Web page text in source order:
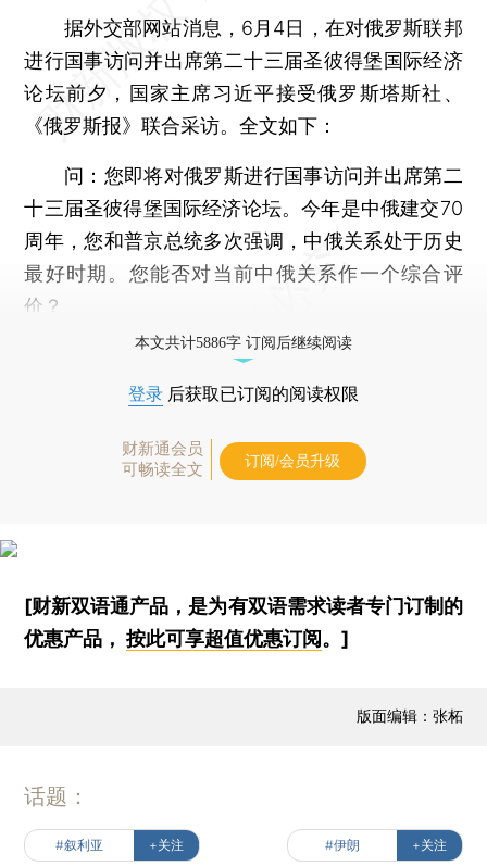
据外交部网站消息，6月4日，在对俄罗斯联邦
进行国事访问并出席第二十三届圣彼得堡国际经济
论坛前夕，国家主席习近平接受俄罗斯塔斯社、
《俄罗斯报》联合采访。全文如下：
问：您即将对俄罗斯进行国事访问并出席第二
十三届圣彼得堡国际经济论坛。今年是中俄建交70
周年，您和普京总统多次强调，中俄关系处于历史
最好时期。您能否对当前中俄关系作一个综合评
价？
本文共计5886字 订阅后继续阅读
登录 后获取已订阅的阅读权限
财新通会员
可畅读全文
订阅/会员升级
[财新双语通产品，是为有双语需求读者专门订制的
优惠产品，按此可享超值优惠订阅 。]
版面编辑：张柘
话题：
#叙利亚 +关注 #伊朗 +关注